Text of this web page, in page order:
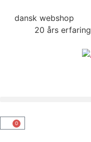
dansk webshop
20 års erfaring
0